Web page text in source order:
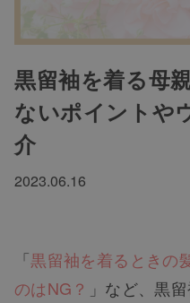
黒留袖を着る母
ないポイントや
介
2023.06.16
「黒留袖を着るときの
のはNG？ 」など、黒